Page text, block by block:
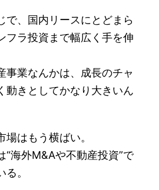
で、国内リースにとどまら
フラ投資まで幅広く手を伸
事業なんかは、成長のチャ
動きとしてかなり大きいん
はもう横ばい。
“海外M&Aや不動産投資”で
。